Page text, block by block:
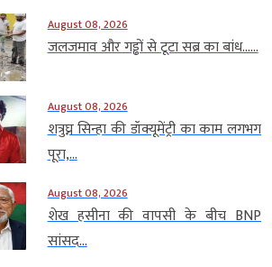
August 08, 2026
जलजमाव और गड्ढों से टूटा सब्र का बांध…...
August 08, 2026
शत्रुघ्न सिन्हा की डॉक्यूमेंट्री का काम लगभग
पूरा,...
August 08, 2026
शेख हसीना की वापसी के बीच BNP
सांसद...